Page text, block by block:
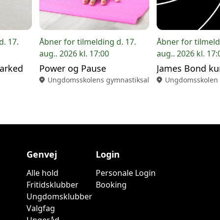
17.
Åbner for tilmelding d. 17.
aug.. 2026 kl. 17:00
Power og Pause
location_on Ungdomsskolens gymnastiksal
Åbner for
aug.. 2026 kl.
James Bond
location_on Ungdomsskolen
Genvej
Alle hold
Fritidsklubber
Ungdomsklubber
Valgfag
Login
Personale Login
Booking